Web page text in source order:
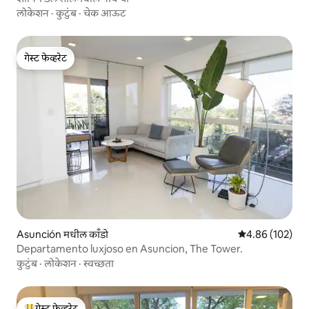
लोकेशन ·कुटुंब·चेक आऊट
गेस्ट फेव्हरेट
गेस्ट फेव्हरेट
Asunción मधील काँडो 5 पैकी 4.86
4.86 (102)
Departamento luxjoso en Asuncion, The Tower.
कुटुंब·लोकेशन ·स्वच्छता